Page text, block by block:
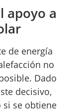
apoyo a
de energía
no
Dado
decisivo,
se obtiene